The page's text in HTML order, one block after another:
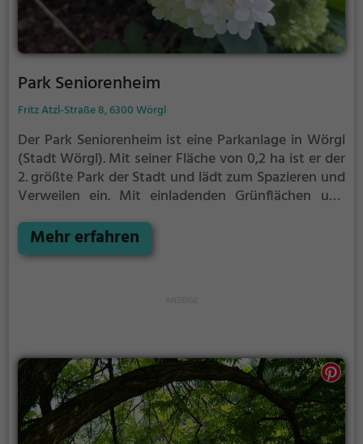
Park Seniorenheim
Fritz Atzl-Straße 8, 6300 Wörgl
Der Park Seniorenheim ist eine Parkanlage in Wörgl
(Stadt Wörgl).Mit seiner Fläche von 0,2 ha ist er der
2. größte Park der Stadt und lädt zum Spazieren und
Verweilen ein. Mit einladenden Grünflächen und
zahlreiche Möglichkeiten zur Entspannung.
Mehr erfahren